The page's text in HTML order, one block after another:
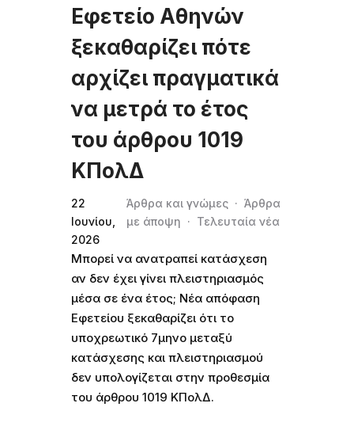
Εφετείο Αθηνών
ξεκαθαρίζει πότε
αρχίζει πραγματικά
να μετρά το έτος
του άρθρου 1019
ΚΠολΔ
22
Ιουνίου,
2026
Άρθρα και γνώμες· Άρθρα
με άποψη · Τελευταία νέα
Μπορεί να ανατραπεί κατάσχεση
αν δεν έχει γίνει πλειστηριασμός
μέσα σε ένα έτος; Νέα απόφαση
Εφετείου ξεκαθαρίζει ότι το
υποχρεωτικό 7μηνο μεταξύ
κατάσχεσης και πλειστηριασμού
δεν υπολογίζεται στην προθεσμία
του άρθρου 1019 ΚΠολΔ.